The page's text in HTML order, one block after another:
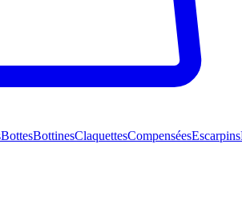
BottesBottinesClaquettesCompenséesEscarpins